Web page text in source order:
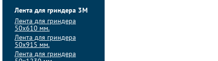
Лента для гриндера 3M
Лента для гриндера
50x610 мм.
Лента для гриндера
50x915 мм.
Лента для гриндера